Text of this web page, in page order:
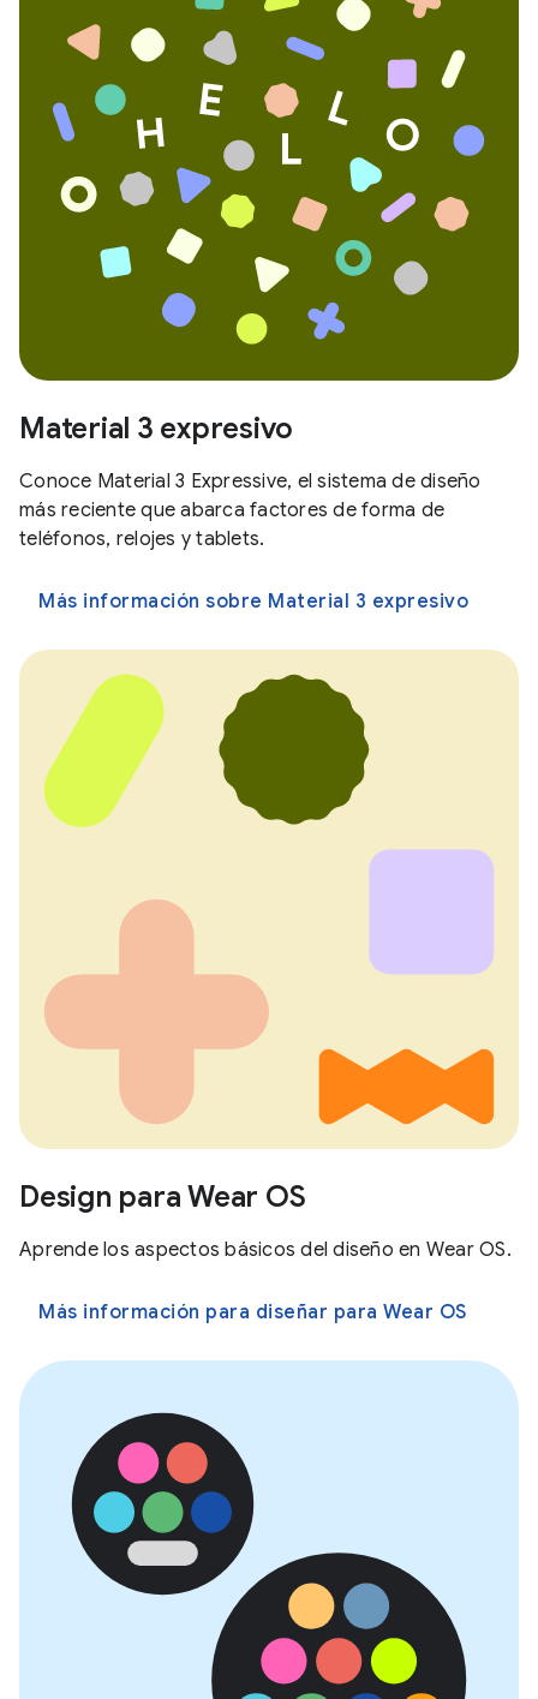
Material 3 expresivo
Conoce Material 3 Expressive, el sistema de diseño
más reciente que abarca factores de forma de
teléfonos, relojes y tablets.
Más información sobre Material 3 expresivo
Design para Wear OS
Aprende los aspectos básicos del diseño en Wear OS.
Más información para diseñar para Wear OS